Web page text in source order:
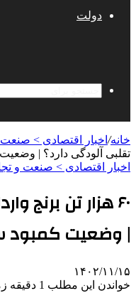
دولت
خانه/ اخبار اقتصادی >
تقلبی آلودگی دارد؟ |
اخبار اقتصادی > صنعت و
۶۰ هزار تن برنج
| وضعیت کمبود
۱۴۰۲/۱۱/۱۵
خواندن این مطلب 1 دقیقه زمان میبرد